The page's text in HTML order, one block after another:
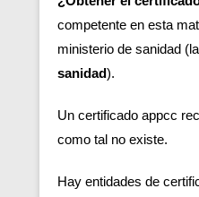
competente en esta
ministerio de sanidad
sanidad).
Un certificado appcc
como tal no existe.
Hay entidades de